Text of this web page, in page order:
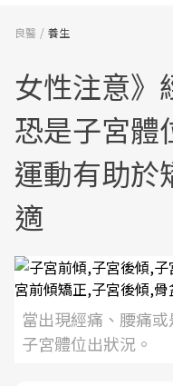
良醫 養生
女性注意》
恐是子宮體
運動有助於
適
當出現經痛、腰痛
子宮體位出狀況。